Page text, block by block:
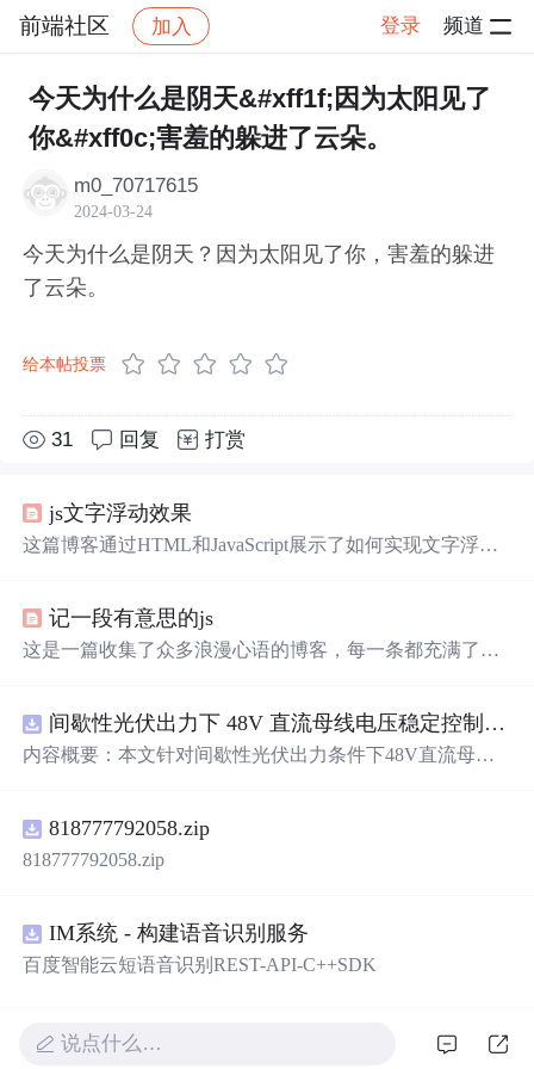
前端社区 加入 登录 频道
社区 前端社区 感慨 帖子详情
今天为什么是阴天&#xff1f;因为太阳见了
你&#xff0c;害羞的躲进了云朵。
m0_70717615
2024-03-24
今天为什么是阴天？因为太阳见了你，害羞的躲进
了云朵。
给本帖投票
31 回复 打赏
js文字浮动效果
这篇博客通过HTML和JavaScript展示了如何实现文字浮动
在页面上随机飘动的视觉效果。此外，文中还包含了对CS
S样式和JavaScript事件监听的运用，增加了互动性和趣味
记一段有意思的js
这是一篇收集了众多浪漫心语的博客，每一条都充满了甜
的独特情感，仿佛每个瞬间都因你而闪耀。这些话语如同
繁星，照亮了平凡的日子，让人感受到爱的力量和美好。
间歇性光伏出力下 48V 直流母线电压稳定控制及储能双向充放电闭环调控体系研究（Simulink仿真实现）
内容概要：本文针对间歇性光伏出力条件下48V直流母线
含光伏阵列、Boost型DC-DC变换器、双向DC-DC变换器
与锂离子电池储能系统的完整拓扑结构，结合光伏最大功
架构，集成电压外环与电流内环双闭环控制策略，确保在
光照强度波动、负载突变等动态工况下维持母线电压稳
定。在Simulink环境中搭建全系统仿真模型，验证了控制策
在无外部电网支撑下的自主运行能力和电能质量水平。; 适
合人群：具备电力电子、自动控制与新能源系统基础知识
818777792058.zip
818777792058.zip
IM系统 - 构建语音识别服务
百度智能云短语音识别REST-API-C++SDK
说点什么…